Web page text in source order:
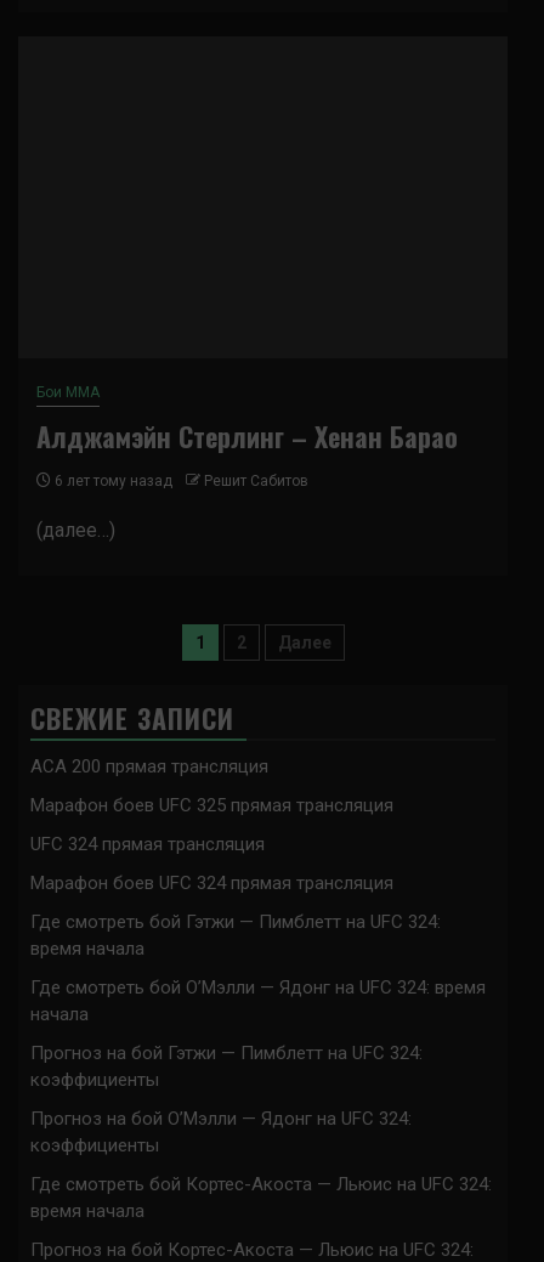
Бои ММА
Алджамэйн Стерлинг – Хенан Барао
6 лет тому назад Решит Сабитов
(далее…)
Пагинация
1 2 Далее
СВЕЖИЕ ЗАПИСИ
ACA 200 прямая трансляция
Марафон боев UFC 325 прямая трансляция
UFC 324 прямая трансляция
Марафон боев UFC 324 прямая трансляция
Где смотреть бой Гэтжи — Пимблетт на UFC 324:
время начала
Где смотреть бой О’Мэлли — Ядонг на UFC 324: время
начала
Прогноз на бой Гэтжи — Пимблетт на UFC 324:
коэффициенты
Прогноз на бой О’Мэлли — Ядонг на UFC 324:
коэффициенты
Где смотреть бой Кортес-Акоста — Льюис на UFC 324:
время начала
Прогноз на бой Кортес-Акоста — Льюис на UFC 324: